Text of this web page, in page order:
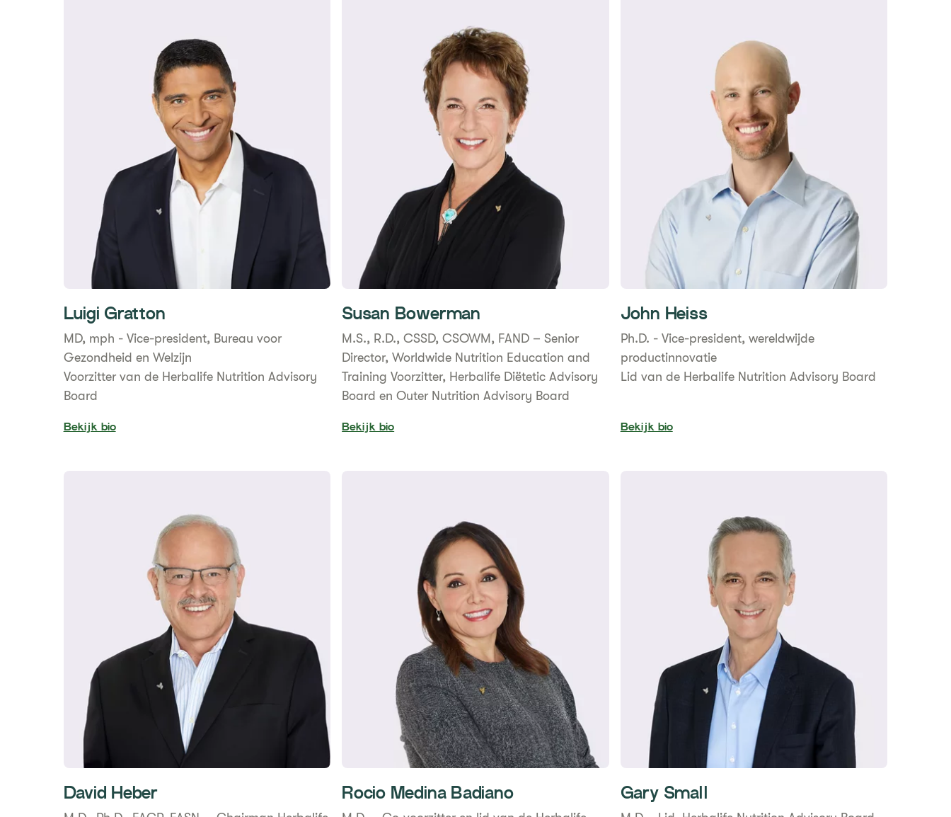
Luigi Gratton
MD, mph - Vice-president, Bureau voor
Gezondheid en Welzijn
Voorzitter van de Herbalife Nutrition Advisory
Board
Bekijk bio
Susan Bowerman
​M.S., R.D., CSSD, CSOWM, FAND – Senior
Director, Worldwide Nutrition Education and
Training ​Voorzitter, Herbalife Diëtetic Advisory
Board en Outer Nutrition Advisory Board
Bekijk bio
John Heiss
Ph.D. - Vice-president, wereldwijde
productinnovatie
Lid van de Herbalife Nutrition Advisory Board
Bekijk bio
David Heber Rocio Medina Badiano Gary Small